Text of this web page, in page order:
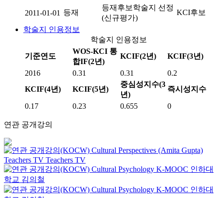
2011-01-01 등재
등재후보학술지 선정
(신규평가)
KCI후보
학술지 인용정보
학술지 인용정보
기준연도
WOS-KCI 통
합IF(2년)
KCIF(2년) KCIF(3년)
2016 0.31 0.31
0.2
KCIF(4년)
KCIF(5년)
중심성지수(3
년)
즉시성지수
0.17 0.23 0.655 0
연관 공개강의
Cultural Perspectives (Amita Gupta)
Teachers TV Teachers TV
Cultural Psychology K-MOOC 인하대
학교 김의철
Cultural Psychology K-MOOC 인하대